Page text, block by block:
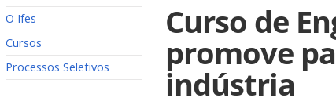
O Ifes
Cursos
Processos Seletivos
Curso de
promove
indústria